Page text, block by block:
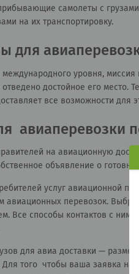
самолеты с
на их транспортировку.
для
уровня, миссия
достойное его место.
все возможности для
авиаперевозки
на авиационную
объявление о
услуг авиационной
авиационных перевозок.
Все способы контактов с
для авиа доставки —
того чтобы ваша заявка на